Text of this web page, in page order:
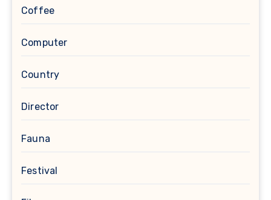
Coffee
Computer
Country
Director
Fauna
Festival